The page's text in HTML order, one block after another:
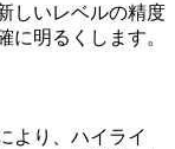
しいレベルの精度
に明るくします。
より、ハイライ